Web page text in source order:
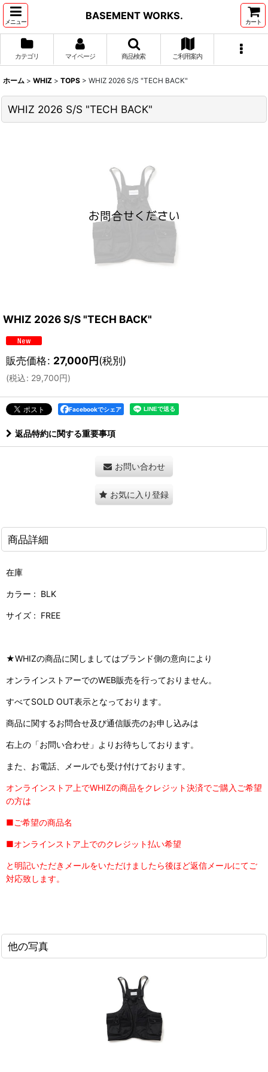
メニュー
BASEMENT WORKS.
カート
カテゴリ マイページ 商品検索 ご利用案内
ホーム > WHIZ > TOPS > WHIZ 2026 S/S "TECH BACK"
WHIZ 2026 S/S "TECH BACK"
WHIZ 2026 S/S "TECH BACK"
販売価格: 27,000円(税別)
(税込: 29,700円)
Facebookでシェア
返品特約に関する重要事項
お問い合わせ
お気に入り登録
商品詳細
在庫
カラー : BLK
サイズ : FREE
★WHIZの商品に関しましてはブランド側の意向により
オンラインストアーでのWEB販売を行っておりません。
すべてSOLD OUT表示となっております。
商品に関するお問合せ及び通信販売のお申し込みは
右上の「お問い合わせ」よりお待ちしております。
また、お電話、メールでも受け付けております。
オンラインストア上でWHIZの商品をクレジット決済でご購入ご希望
の方は
■ご希望の商品名
■オンラインストア上でのクレジット払い希望
と明記いただきメールをいただけましたら後ほど返信メールにてご
対応致します。
他の写真